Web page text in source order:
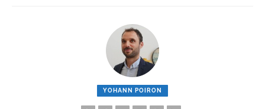
YOHANN POIRON